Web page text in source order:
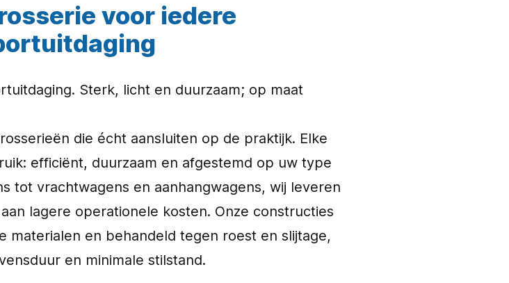
voor iedere
Sterk, licht en duurzaam; op maat
die écht aansluiten op de praktijk. Elke
efficiënt, duurzaam en afgestemd op uw type
tot vrachtwagens en aanhangwagens, wij leveren
lagere operationele kosten. Onze constructies
en behandeld tegen roest en slijtage,
en minimale stilstand.